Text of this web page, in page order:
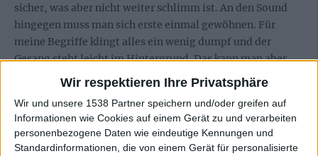
Wir respektieren Ihre Privatsphäre
Wir und unsere 1538 Partner speichern und/oder greifen auf
Informationen wie Cookies auf einem Gerät zu und verarbeiten
personenbezogene Daten wie eindeutige Kennungen und
Standardinformationen, die von einem Gerät für personalisierte
sicher, was aber nicht weiter schlimm ist. An den Sound
hingegen muss man sich erste einmal gewöhnen. Für
meine Begriffe klingt alles ein wenig dumpf und der
Gesang steht leicht im Hintergrund. Das kann man aber
verzeihen, wenn man sich vor Augen hält, dass die Band
hier Wert auf Authentizität gelegt hat und den Sound ‘live’
gelassen hat. Spätestens nach dem zweiten Durchgang ist
das aber egal, denn dann hängt man sowieso bangend vor
den Boxen und hat ein Bier auf.